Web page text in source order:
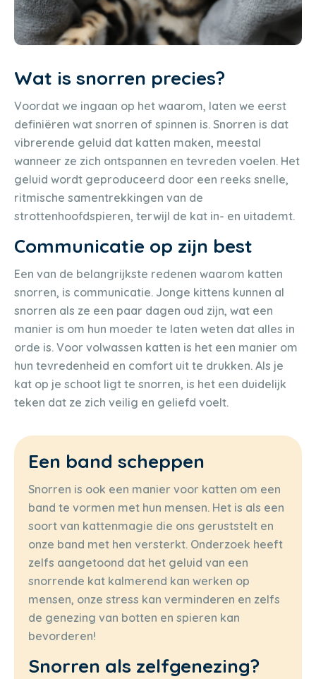
Wat is snorren precies?
Voordat we ingaan op het waarom, laten we eerst
definiëren wat snorren of spinnen is. Snorren is dat
vibrerende geluid dat katten maken, meestal
wanneer ze zich ontspannen en tevreden voelen. Het
geluid wordt geproduceerd door een reeks snelle,
ritmische samentrekkingen van de
strottenhoofdspieren, terwijl de kat in- en uitademt.
Communicatie op zijn best
Een van de belangrijkste redenen waarom katten
snorren, is communicatie. Jonge kittens kunnen al
snorren als ze een paar dagen oud zijn, wat een
manier is om hun moeder te laten weten dat alles in
orde is. Voor volwassen katten is het een manier om
hun tevredenheid en comfort uit te drukken. Als je
kat op je schoot ligt te snorren, is het een duidelijk
teken dat ze zich veilig en geliefd voelt.
Een band scheppen
Snorren is ook een manier voor katten om een
band te vormen met hun mensen. Het is als een
soort van kattenmagie die ons geruststelt en
onze band met hen versterkt. Onderzoek heeft
zelfs aangetoond dat het geluid van een
snorrende kat kalmerend kan werken op
mensen, onze stress kan verminderen en zelfs
de genezing van botten en spieren kan
bevorderen!
Snorren als zelfgenezing?